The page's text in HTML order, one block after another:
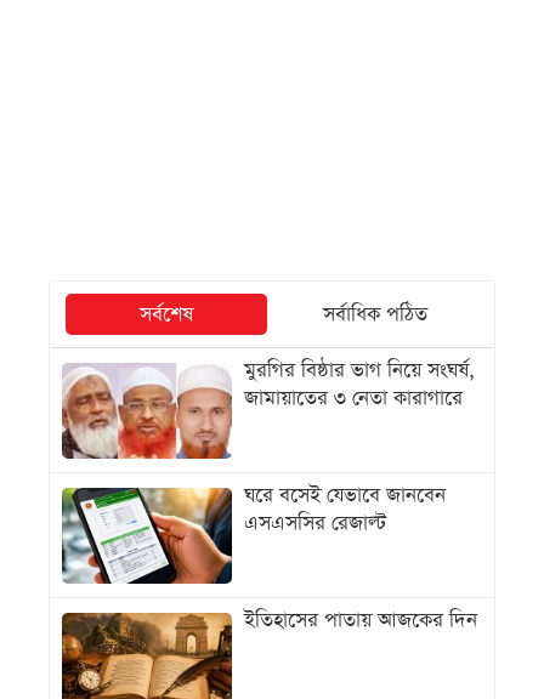
সর্বশেষ
সর্বাধিক পঠিত
মুরগির বিষ্ঠার ভাগ নিয়ে সংঘর্ষ,
জামায়াতের ৩ নেতা কারাগারে
ঘরে বসেই যেভাবে জানবেন
এসএসসির রেজাল্ট
ইতিহাসের পাতায় আজকের দিন